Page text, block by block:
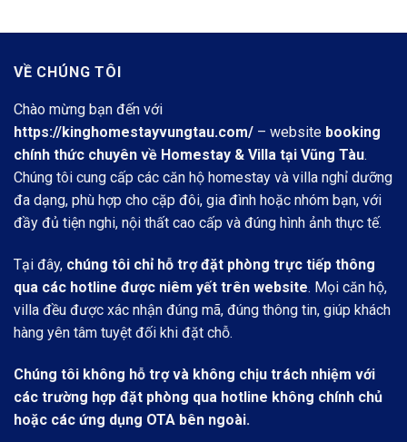
VỀ CHÚNG TÔI
Chào mừng bạn đến với
https://kinghomestayvungtau.com/ – website booking
chính thức chuyên về Homestay & Villa tại Vũng Tàu.
Chúng tôi cung cấp các căn hộ homestay và villa nghỉ dưỡng
đa dạng, phù hợp cho cặp đôi, gia đình hoặc nhóm bạn, với
đầy đủ tiện nghi, nội thất cao cấp và đúng hình ảnh thực tế.
Tại đây, chúng tôi chỉ hỗ trợ đặt phòng trực tiếp thông
qua các hotline được niêm yết trên website. Mọi căn hộ,
villa đều được xác nhận đúng mã, đúng thông tin, giúp khách
hàng yên tâm tuyệt đối khi đặt chỗ.
Chúng tôi không hỗ trợ và không chịu trách nhiệm với
các trường hợp đặt phòng qua hotline không chính chủ
hoặc các ứng dụng OTA bên ngoài.